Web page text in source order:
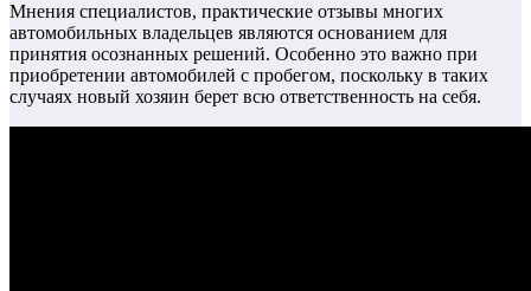
Мнения специалистов, практические отзывы многих
автомобильных владельцев являются основанием для
принятия осознанных решений. Особенно это важно при
приобретении автомобилей с пробегом, поскольку в таких
случаях новый хозяин берет всю ответственность на себя.